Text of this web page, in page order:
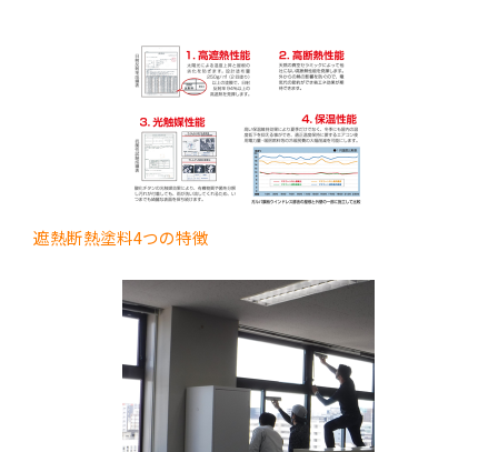
遮熱断熱塗料4つの特徴